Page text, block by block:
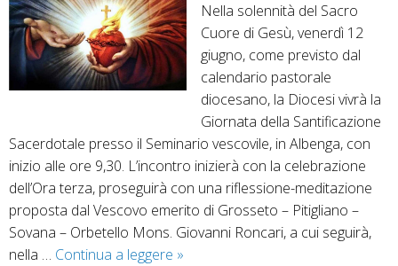
a
s
c
e
r
ò
o
r
f
a
n
Nella solennità del Sacro
Cuore di Gesù, venerdì 12
giugno, come previsto dal
calendario pastorale
diocesano, la Diocesi vivrà la
Giornata della Santificazione
Sacerdotale presso il Seminario vescovile, in Albenga, con
inizio alle ore 9,30. L’incontro inizierà con la celebrazione
dell’Ora terza, proseguirà con una riflessione-meditazione
proposta dal Vescovo emerito di Grosseto – Pitigliano –
Sovana – Orbetello Mons. Giovanni Roncari, a cui seguirà,
nella … Continua a leggere G
»